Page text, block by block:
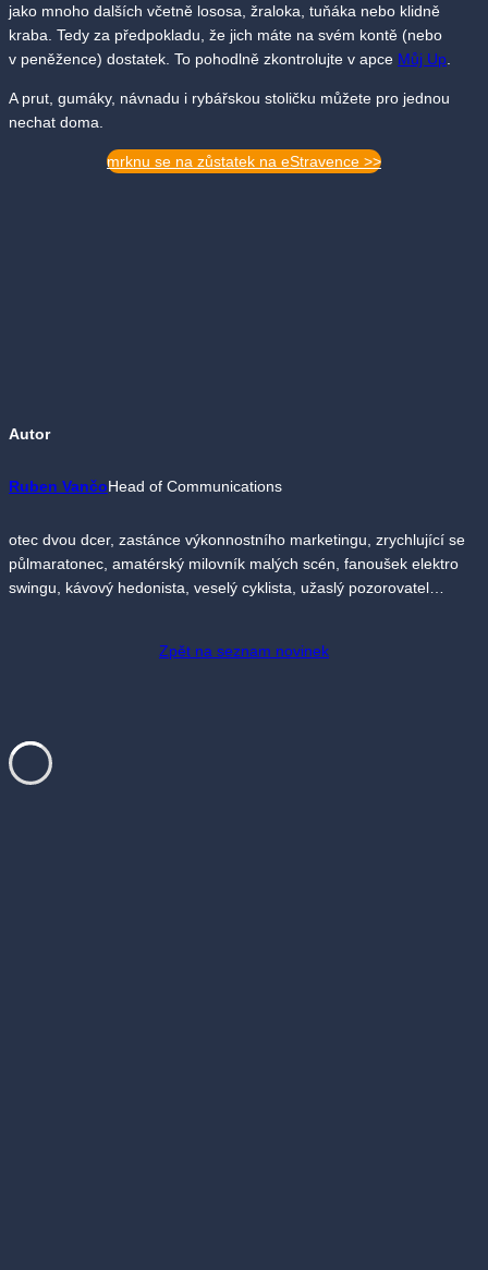
jako mnoho dalších včetně lososa, žraloka, tuňáka nebo klidně
kraba. Tedy za předpokladu, že jich máte na svém kontě (nebo
v peněžence) dostatek. To pohodlně zkontrolujte v apce Můj Up
A prut, gumáky, návnadu i rybářskou stoličku můžete pro jednou
nechat doma.
mrknu se na zůstatek na eStravence >>
Autor
Ruben VančoHead of Communications
otec dvou dcer, zastánce výkonnostního marketingu, zrychlující se
půlmaratonec, amatérský milovník malých scén, fanoušek elektro
swingu, kávový hedonista, veselý cyklista, užaslý pozorovatel…
Zpět na seznam novinek